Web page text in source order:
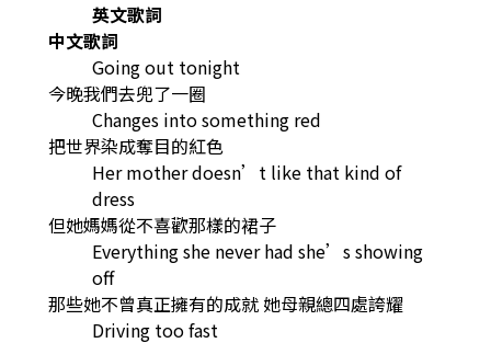
英文歌詞
中文歌詞
Going out tonight
今晚我們去兜了一圈
Changes into something red
把世界染成奪目的紅色
Her mother doesn’t like that kind of
dress
但她媽媽從不喜歡那樣的裙子
Everything she never had she’s showing
off
那些她不曾真正擁有的成就 她母親總四處誇耀
Driving too fast